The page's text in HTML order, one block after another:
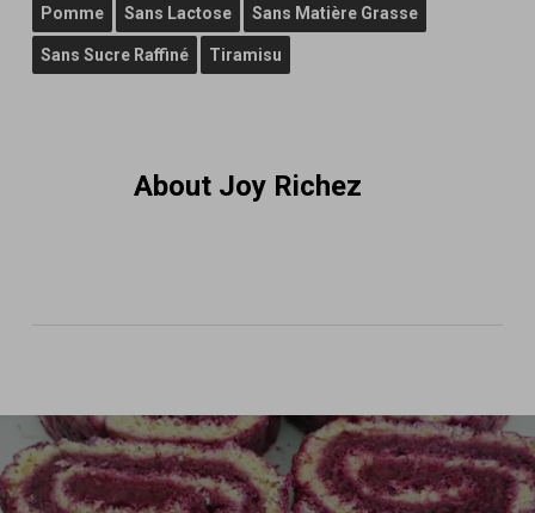
Pomme Sans Lactose Sans Matière Grasse
Sans Sucre Raffiné Tiramisu
AboutJoy Richez